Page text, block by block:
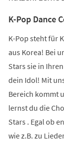
K-Pop Dance
K-Pop steht für
aus Korea! Bei
Stars sie in
dein Idol! Mit
Bereich kommt
lernst du die
Stars . Egal ob
wie z.B. zu